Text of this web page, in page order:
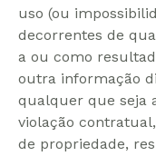
uso (ou
decorrentes de
a ou como
outra informação
qualquer que seja
violação
de propriedade,